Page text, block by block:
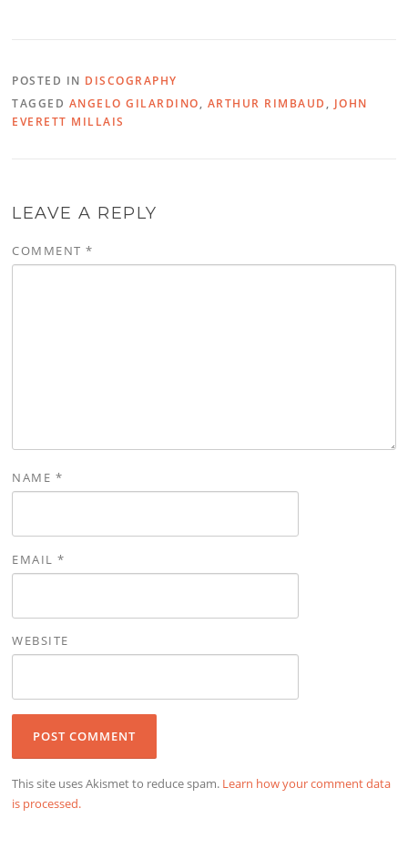
POSTED IN DISCOGRAPHY
TAGGED ANGELO GILARDINO, ARTHUR RIMBAUD , JOHN
EVERETT MILLAIS
LEAVE A REPLY
COMMENT*
NAME *
EMAIL*
WEBSITE
This site uses Akismet to reduce spam. Learn how your comment data
is processed.